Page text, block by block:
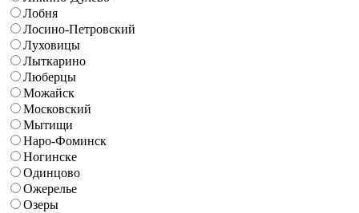
Лобня
Лосино-Петровский
Луховицы
Лыткарино
Люберцы
Можайск
Московский
Мытищи
Наро-Фоминск
Ногинске
Одинцово
Ожерелье
Озеры